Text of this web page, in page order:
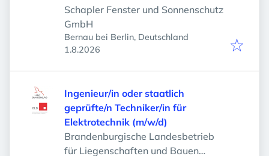
Schapler Fenster und Sonnenschutz
GmbH
Bernau bei Berlin, Deutschland
Veröffentlicht
1.8.2026
Ingenieur/in oder staatlich
geprüfte/n Techniker/in für
Elektrotechnik (m/w/d)
Brandenburgische Landesbetrieb
für Liegenschaften und Bauen